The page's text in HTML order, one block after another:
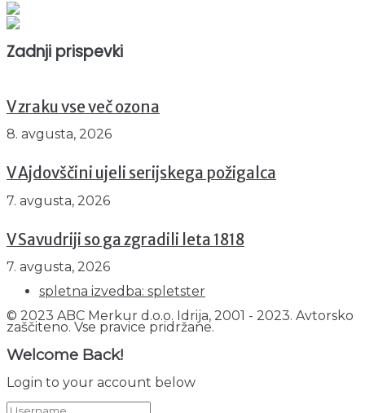
Zadnji prispevki
V zraku vse več ozona
8. avgusta, 2026
V Ajdovščini ujeli serijskega požigalca
7. avgusta, 2026
V Savudriji so ga zgradili leta 1818
7. avgusta, 2026
spletna izvedba: spletster
© 2023 ABC Merkur d.o.o. Idrija, 2001 - 2023. Avtorsko
zaščiteno. Vse pravice pridržane.
Welcome Back!
Login to your account below